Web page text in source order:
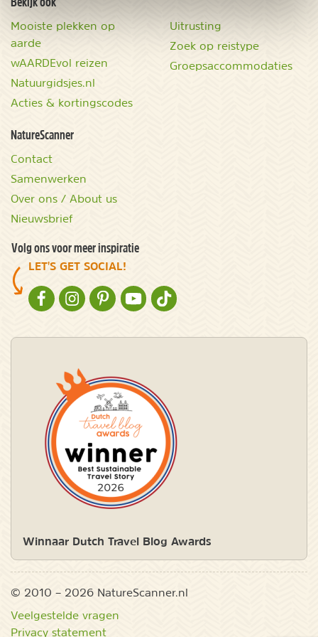
Mooiste plekken op
aarde
wAARDEvol reizen
Natuurgidsjes.nl
Acties & kortingscodes
Uitrusting
Zoek op reistype
Groepsaccommodaties
NatureScanner
Contact
Samenwerken
Over ons / About us
Nieuwsbrief
Volg ons voor meer inspiratie
LET'S GET SOCIAL!
NATURESCANNER OP FACEBOOK
NATURESCANNER OP INSTAGRAM
NATURESCANNER OP PINTEREST
NATURESCANNER OP YOUTUBE
NATURESCANNER OP TIKTOK
Winnaar Dutch Travel Blog Awards
© 2010 – 2026 NatureScanner.nl
Veelgestelde vragen
Privacy statement